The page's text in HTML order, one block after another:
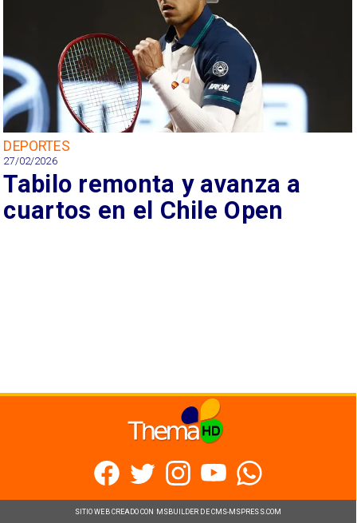
DEPORTES
27/02/2026
Tabilo remonta y avanza a
cuartos en el Chile Open
SITIO WEB CREADO CON MSBUILDER DE CMS-MSPRESS.COM